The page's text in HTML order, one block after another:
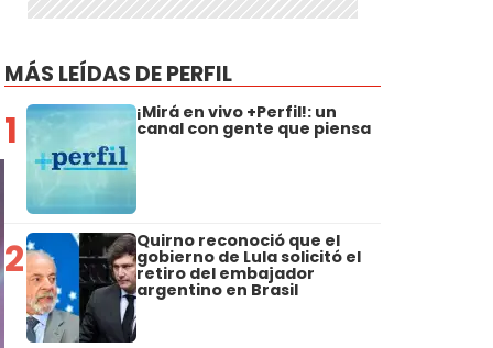
MÁS LEÍDAS DE PERFIL
1 ¡Mirá en vivo +Perfil!: un
canal con gente que piensa
2 Quirno reconoció que el
gobierno de Lula solicitó el
retiro del embajador
argentino en Brasil